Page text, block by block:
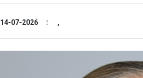
14-07-2026 ,